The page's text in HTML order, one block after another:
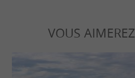
VOUS AIMEREZ